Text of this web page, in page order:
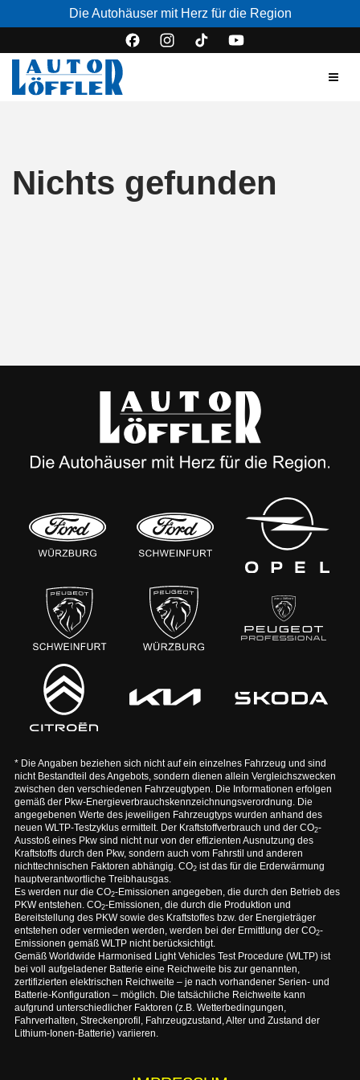
Die Autohäuser mit Herz für die Region
Nichts gefunden
* Die Angaben beziehen sich nicht auf ein einzelnes Fahrzeug und sind
nicht Bestandteil des Angebots, sondern dienen allein Vergleichszwecken
zwischen den verschiedenen Fahrzeugtypen. Die Informationen erfolgen
gemäß der Pkw-Energieverbrauchskennzeichnungsverordnung. Die
angegebenen Werte des jeweiligen Fahrzeugtyps wurden anhand des
neuen WLTP-Testzyklus ermittelt. Der Kraftstoffverbrauch und der CO2-
Ausstoß eines Pkw sind nicht nur von der effizienten Ausnutzung des
Kraftstoffs durch den Pkw, sondern auch vom Fahrstil und anderen
nichttechnischen Faktoren abhängig. CO2ist das für die Erderwärmung
hauptverantwortliche Treibhausgas.
Es werden nur die CO2-Emissionen angegeben, die durch den Betrieb des
PKW entstehen. CO2-Emissionen, die durch die Produktion und
Bereitstellung des PKW sowie des Kraftstoffes bzw. der Energieträger
entstehen oder vermieden werden, werden bei der Ermittlung der CO2-
Emissionen gemäß WLTP nicht berücksichtigt.
Gemäß Worldwide Harmonised Light Vehicles Test Procedure (WLTP) ist
bei voll aufgeladener Batterie eine Reichweite bis zur genannten,
zertifizierten elektrischen Reichweite – je nach vorhandener Serien- und
Batterie-Konfiguration – möglich. Die tatsächliche Reichweite kann
aufgrund unterschiedlicher Faktoren (z.B. Wetterbedingungen,
Fahrverhalten, Streckenprofil, Fahrzeugzustand, Alter und Zustand der
Lithium-Ionen-Batterie) variieren.